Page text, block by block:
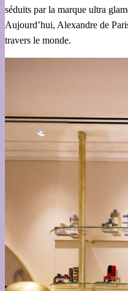
séduits par la marque ultra
Aujourd’hui, Alexandre de
travers le monde.